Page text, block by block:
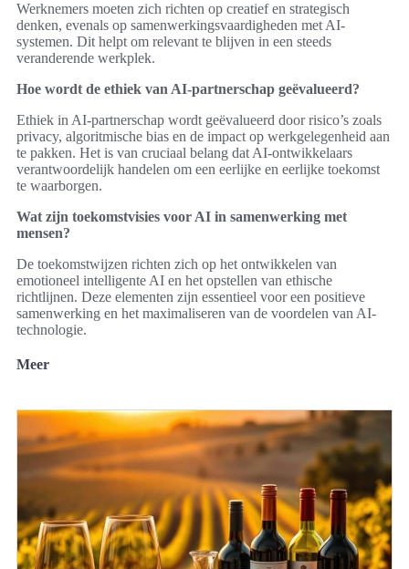
Werknemers moeten zich richten op creatief en strategisch
denken, evenals op samenwerkingsvaardigheden met AI-
systemen. Dit helpt om relevant te blijven in een steeds
veranderende werkplek.
Hoe wordt de ethiek van AI-partnerschap geëvalueerd?
Ethiek in AI-partnerschap wordt geëvalueerd door risico’s zoals
privacy, algoritmische bias en de impact op werkgelegenheid aan
te pakken. Het is van cruciaal belang dat AI-ontwikkelaars
verantwoordelijk handelen om een eerlijke en eerlijke toekomst
te waarborgen.
Wat zijn toekomstvisies voor AI in samenwerking met
mensen?
De toekomstwijzen richten zich op het ontwikkelen van
emotioneel intelligente AI en het opstellen van ethische
richtlijnen. Deze elementen zijn essentieel voor een positieve
samenwerking en het maximaliseren van de voordelen van AI-
technologie.
Meer